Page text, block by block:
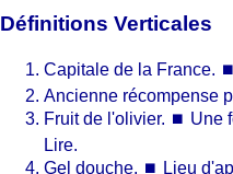
Définitions Verticales
Capitale de la France. ⏹
Ancienne récompense
Fruit de l'olivier. ⏹ Une
Lire.
Gel douche. ⏹ Lieu